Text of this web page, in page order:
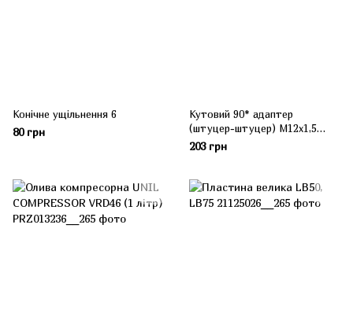
Конічне ущільнення 6
80 грн
Кутовий 90* адаптер
(штуцер-штуцер) М12х1,5
(06L)
203 грн